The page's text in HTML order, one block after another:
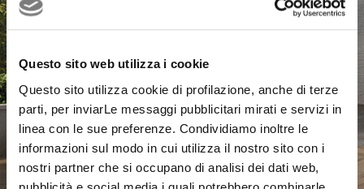
Questo sito web utilizza i cookie
Questo sito utilizza cookie di profilazione, anche di terze
parti, per inviarLe messaggi pubblicitari mirati e servizi in
linea con le sue preferenze. Condividiamo inoltre le
informazioni sul modo in cui utilizza il nostro sito con i
nostri partner che si occupano di analisi dei dati web,